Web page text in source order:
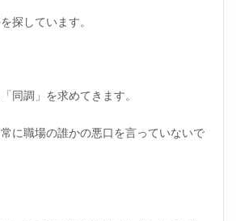
探しています。
同調」を求めてきます。
に職場の誰かの悪口を言っていないで